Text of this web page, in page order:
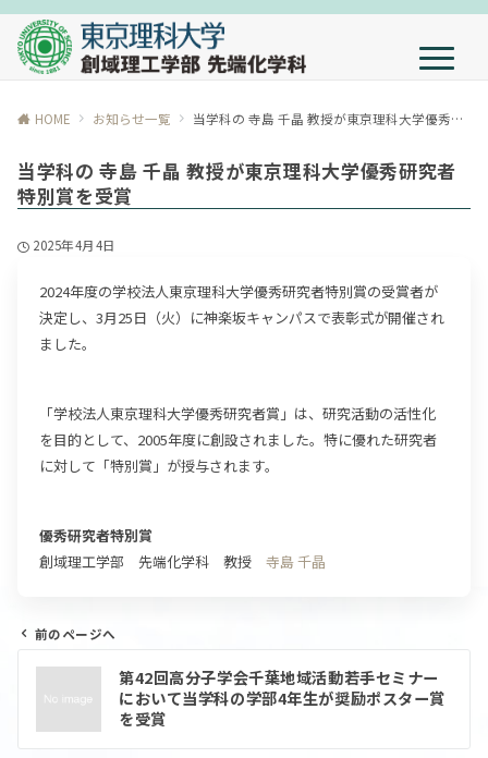
HOME お知らせ一覧 当学科の 寺島 千晶 教授が東京理科大学優秀研究者特別賞を受賞
当学科の 寺島 千晶 教授が東京理科大学優秀研究者
特別賞を受賞
2025年4月4日
2024年度の学校法人東京理科大学優秀研究者特別賞の受賞者が
決定し、3月25日（火）に神楽坂キャンパスで表彰式が開催され
ました。
「学校法人東京理科大学優秀研究者賞」は、研究活動の活性化
を目的として、2005年度に創設されました。特に優れた研究者
に対して「特別賞」が授与されます。
優秀研究者特別賞
創域理工学部 先端化学科 教授 寺島 千晶
ゲ
前のページへ
第42回高分子学会千葉地域活動若手セミナー
において当学科の学部4年生が奨励ポスター賞
を受賞